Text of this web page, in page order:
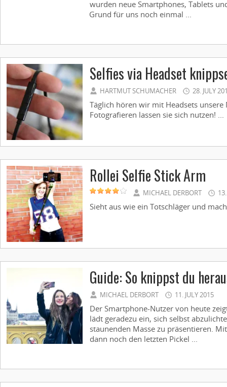
wurden neue Smartphones, Tablets
Grund für uns noch einmal ...
Selfies via Headset
HARTMUT SCHUMACHER 28. JULY
Täglich hören wir mit Headsets
Fotografieren lassen sie sich nutzen! ...
Rollei Selfie Stick Arm
MICHAEL DERBORT
Sieht aus wie ein Totschläger und
Guide: So knippst du
MICHAEL DERBORT 11. JULY 2015
Der Smartphone-Nutzer von heute
lädt geradezu ein, sich selbst
staunenden Masse zu präsentieren.
dann noch den letzten Pickel ...